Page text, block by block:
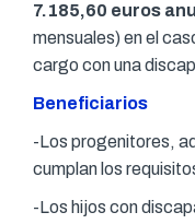
7.185,60 euros
mensuales) en el
cargo con una
Beneficiarios
-Los progenitores,
cumplan los
-Los hijos con